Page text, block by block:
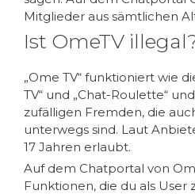
Mitglieder aus sämtlichen
Ist OmeTV
„Ome TV“ funktioniert wie
TV“ und „Chat-Roulette“
zufälligen Fremden, die
unterwegs sind. Laut
17 Jahren erlaubt.
Auf dem Chatportal von
Funktionen, die du als User